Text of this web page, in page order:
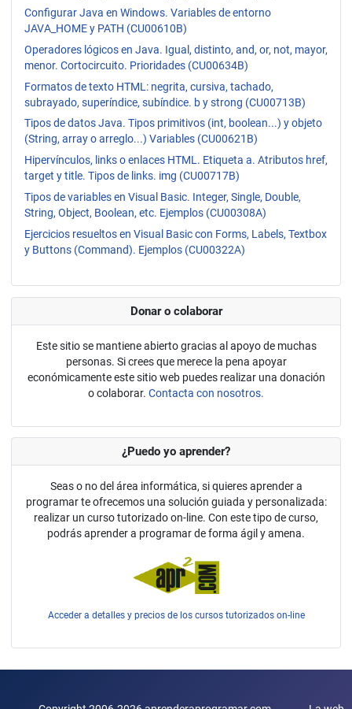
Configurar Java en Windows. Variables de entorno
JAVA_HOME y PATH (CU00610B)
Operadores lógicos en Java. Igual, distinto, and, or, not, mayor,
menor. Cortocircuito. Prioridades (CU00634B)
Formatos de texto HTML: negrita, cursiva, tachado,
subrayado, superíndice, subíndice. b y strong (CU00713B)
Tipos de datos Java. Tipos primitivos (int, boolean...) y objeto
(String, array o arreglo...) Variables (CU00621B)
Hipervínculos, links o enlaces HTML. Etiqueta a. Atributos href,
target y title. Tipos de links. img (CU00717B)
Tipos de variables en Visual Basic. Integer, Single, Double,
String, Object, Boolean, etc. Ejemplos (CU00308A)
Ejercicios resueltos en Visual Basic con Forms, Labels, Textbox
y Buttons (Command). Ejemplos (CU00322A)
Donar o colaborar
Este sitio se mantiene abierto gracias al apoyo de muchas
personas. Si crees que merece la pena apoyar
económicamente este sitio web puedes realizar una donación
o colaborar. Contacta con nosotros.
¿Puedo yo aprender?
Seas o no del área informática, si quieres aprender a
programar te ofrecemos una solución guiada y personalizada:
realizar un curso tutorizado on-line. Con este tipo de curso,
podrás aprender a programar de forma ágil y amena.
Acceder a detalles y precios de los cursos tutorizados on-line